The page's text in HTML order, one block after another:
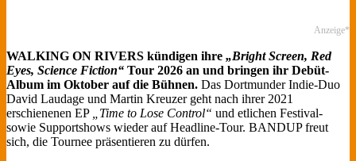
Anzeige*
WALKING ON RIVERS kündigen ihre „Bright Screen, Red
Eyes, Science Fiction“ Tour 2026 an und bringen ihr Debüt-
Album im Oktober auf die Bühnen. Das Dortmunder Indie-Duo
David Laudage und Martin Kreuzer geht nach ihrer 2021
erschienenen EP
„Time to Lose Control“ und etlichen Festival-
sowie Supportshows wieder auf Headline-Tour. BANDUP freut
sich, die Tournee präsentieren zu dürfen.